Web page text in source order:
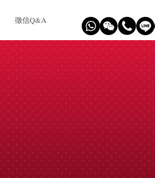
徵信Q&A